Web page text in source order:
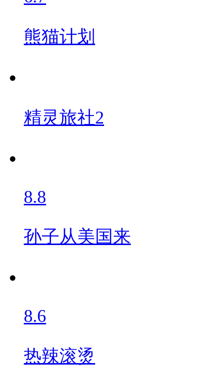
熊猫计划
精灵旅社2
8.8
孙子从美国来
8.6
热辣滚烫